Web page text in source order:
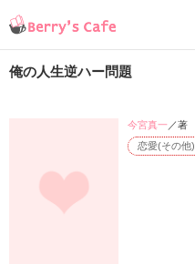
俺の人生逆ハー問題
恋愛(その他)
今宮真一／著